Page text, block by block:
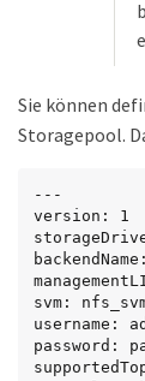
Sie können
Storagepool.
---
version: 1
svm:
username:
password: